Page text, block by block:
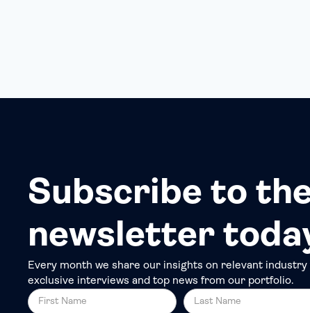
Subscribe to
newsletter
Every month we share our insights on relevant
exclusive interviews and top news from our portfolio.